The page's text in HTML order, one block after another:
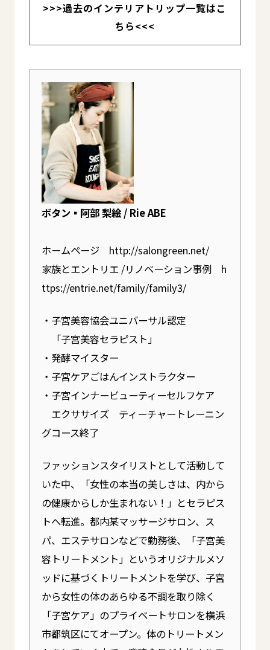
>>>過去のインテリアトリップ一覧はこ
ちら<<<
ボタン▪︎阿部 梨絵 / Rie ABE
ホームページ http://salongreen.net/
家族とエントリエ /リノベーション事例 h
ttps://entrie.net/family/family3/
・子宮美容協会ユニバーサル認定
「子宮美容セラピスト」
・発酵マイスター
・子宮ケアごはんインストラクター
・子宮インナービューティーセルフケア
エクササイズ ティーチャートレーニン
グコース終了
ファッションスタイリストとして活動して
いた中、「女性の本当の美しさは、内から
の健康からしか生まれない！」とセラピス
トへ転進。都内某マッサージサロン、ス
パ、エステサロンなどで勤務後、「子宮美
容トリートメント」というオリジナルメソ
ッドに基づくトリートメントを学び、子宮
から女性の体のあらゆる不調を取り除く
「子宮ケア」のプライベートサロンを横浜
市都筑区にてオープン。体のトリートメン